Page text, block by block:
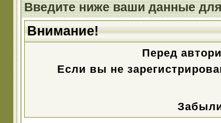
Введите ниже ваши данные
Внимание!
Перед
Если вы не